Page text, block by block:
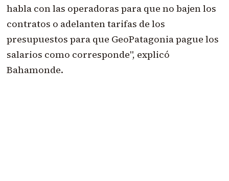
habla con las operadoras para que no bajen los
contratos o adelanten tarifas de los
presupuestos para que GeoPatagonia pague los
salarios como corresponde", explicó
Bahamonde.